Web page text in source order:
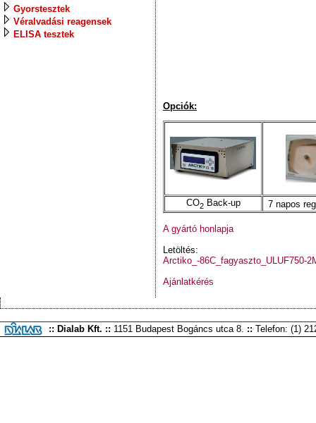
Gyorstesztek
Véralvadási reagensek
ELISA tesztek
Opciók:
CO2Back-up 7 napos
A gyártó honlapja
Letöltés:
Arctiko_-86C_fagyaszto_ULUF750-
Ajánlatkérés
:: Dialab Kft. :: 1151 Budapest Bogáncs utca 8. :: Telefon: (1)